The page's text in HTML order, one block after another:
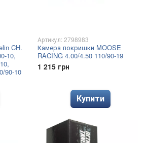
CH.
10,
90-10
Артикул: 2798983
Камера покришки MOOSE
RACING 4.00/4.50 110/90-19
1 215 грн
Купити